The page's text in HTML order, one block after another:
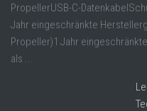
PropellerUSB-C-
Jahr eingeschränkte
Propeller)1 Jahr
als ...